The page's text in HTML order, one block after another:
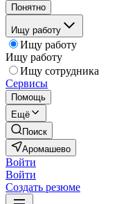
Понятно
Ищу работу
Ищу работу
Ищу работу
Ищу сотрудника
Сервисы
Помощь
Ещё
Поиск
Аромашево
Войти
Войти
Создать резюме